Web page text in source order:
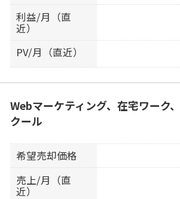
利益/月（直
近）
PV/月（直近）
Webマーケティング、在宅ワーク
クール
希望売却価格
売上/月（直
近）